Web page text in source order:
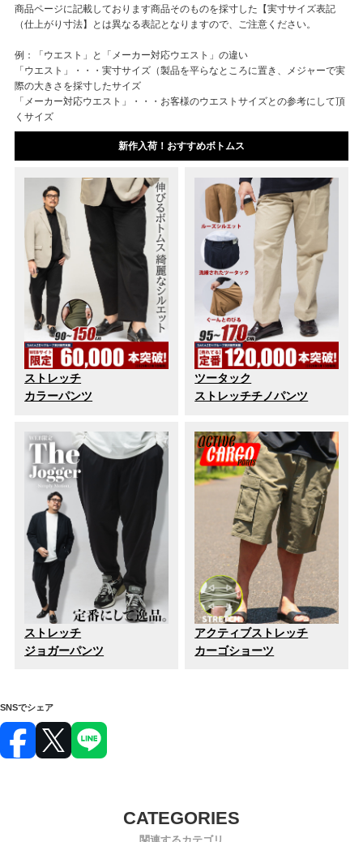
商品ページに記載しております商品そのものを採寸した【実寸サイズ表記
（仕上がり寸法】とは異なる表記となりますので、ご注意ください。
例：「ウエスト」と「メーカー対応ウエスト」の違い
「ウエスト」・・・実寸サイズ（製品を平らなところに置き、メジャーで実
際の大きさを採寸したサイズ
「メーカー対応ウエスト」・・・お客様のウエストサイズとの参考にして頂
くサイズ
新作入荷！おすすめボトムス
ストレッチ
カラーパンツ
ツータック
ストレッチチノパンツ
ストレッチ
ジョガーパンツ
アクティブストレッチ
カーゴショーツ
SNSでシェア